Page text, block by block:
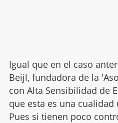
Igual que en el caso
Beijl, fundadora de la
con Alta Sensibilidad de
que esta es una
Pues si tienen poco